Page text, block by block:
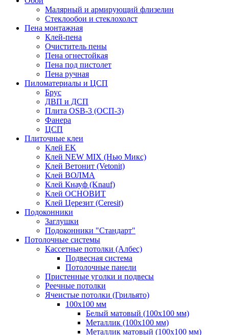
Малярный и армирующий флизелин
Стеклообои и стеклохолст
Пена монтажная
Клей-пена
Очиститель пены
Пена огнестойкая
Пена под пистолет
Пена ручная
Пиломатериалы и ЦСП
Брус
ДВП и ДСП
Плита OSB-3 (ОСП-3)
Фанера
ЦСП
Плиточные клеи
Клей EK
Клей NEW MIX (Нью Микс)
Клей Ветонит (Vetonit)
Клей ВОЛМА
Клей Кнауф (Knauf)
Клей ОСНОВИТ
Клей Церезит (Ceresit)
Подоконники
Заглушки
Подоконники "Стандарт"
Потолочные системы
Кассетные потолки (Албес)
Подвесная система
Потолочные панели
Пристенные уголки и подвесы
Реечные потолки
Ячеистые потолки (Грильято)
100х100 мм
Белый матовый (100х100 мм)
Металлик (100х100 мм)
Металлик матовый (100х100 мм)